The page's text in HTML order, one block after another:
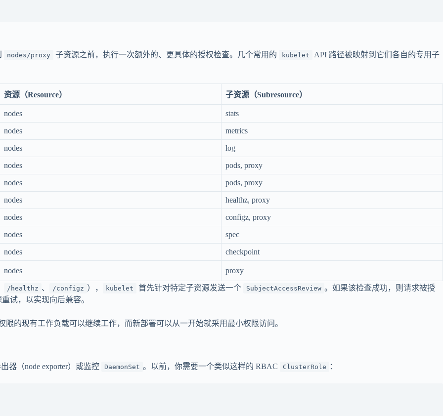
nodes/proxy 子资源之前，执行一次额外的、更具体的授权检查。几个常用的 kubelet API 路径被映射到它们各自的专用子
资源（Resource） 子资源（Subresource）
nodes stats
nodes metrics
nodes log
nodes pods, proxy
nodes pods, proxy
nodes healthz, proxy
nodes configz, proxy
nodes spec
nodes checkpoint
nodes proxy
/healthz 、 /configz ）， kubelet 首先针对特定子资源发送一个 SubjectAccessReview 。如果该检查成功，则请求被授
试，以实现向后兼容。
限的现有工作负载可以继续工作，而新部署可以从一开始就采用最小权限访问。
器（node exporter）或监控 DaemonSet 。以前，你需要一个类似这样的 RBAC ClusterRole ：